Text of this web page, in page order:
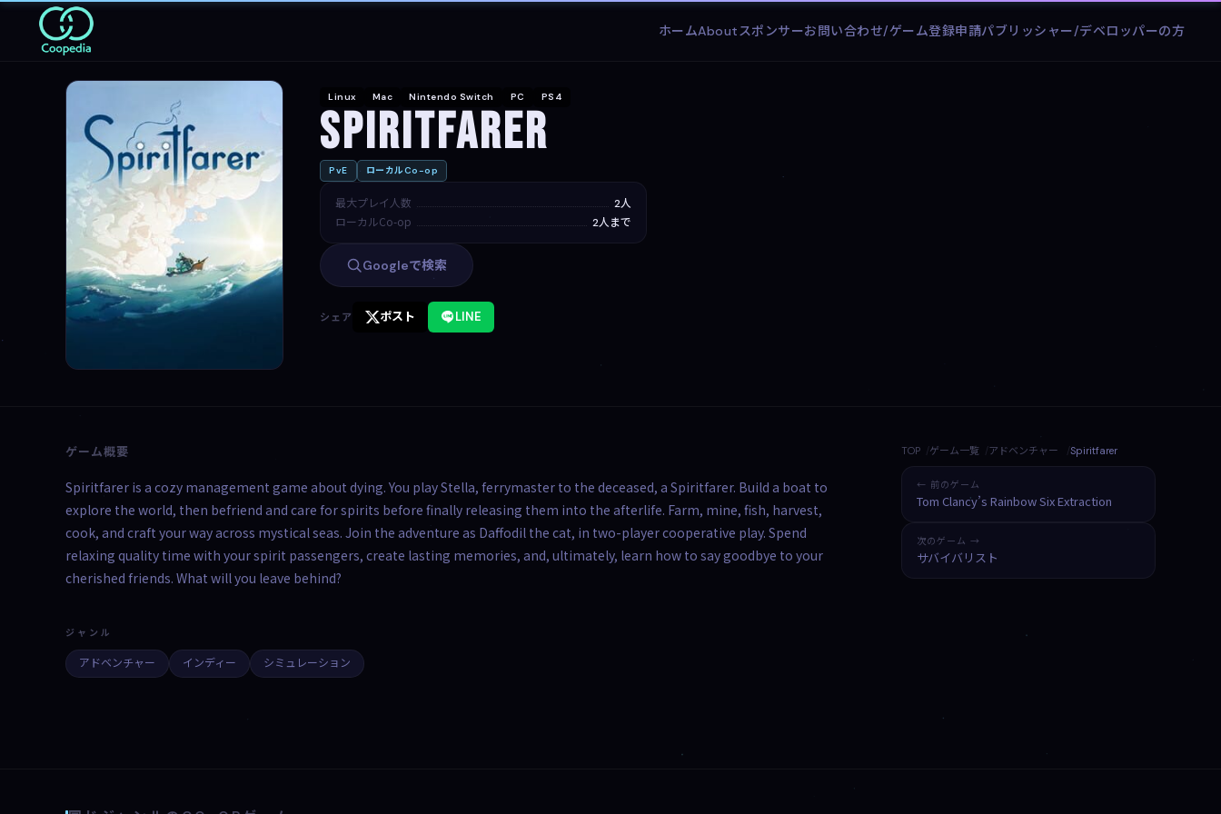
ホームAboutスポンサーお問い合わせ/ゲーム登録申請パブリッシャー/デベロッパーの方
Linux Mac Nintendo Switch PC PS4
Spiritfarer
PvE ローカルCo-op
最大プレイ人数 2人
ローカルCo-op 2人まで
Googleで検索
シェア ポスト LINE
ゲーム概要
Spiritfarer is a cozy management game about dying. You play Stella, ferrymaster to the deceased, a Spiritfarer. Build a boat to
explore the world, then befriend and care for spirits before finally releasing them into the afterlife. Farm, mine, fish, harvest,
cook, and craft your way across mystical seas. Join the adventure as Daffodil the cat, in two-player cooperative play. Spend
relaxing quality time with your spirit passengers, create lasting memories, and, ultimately, learn how to say goodbye to your
cherished friends. What will you leave behind?
ジャンル
アドベンチャー インディー シミュレーション
TOP ゲーム一覧 アドベンチャー Spiritfarer
← 前のゲーム
Tom Clancy’s Rainbow Six Extraction
次のゲーム →
サバイバリスト